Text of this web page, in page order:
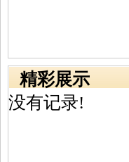
精彩展示
没有记录!